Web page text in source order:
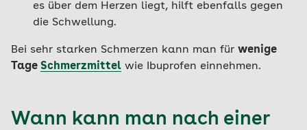
es über dem Herzen liegt, hilft ebenfalls gegen
die Schwellung.
Bei sehr starken Schmerzen kann man für wenige
Tage Schmerzmittel wie Ibuprofen einnehmen.
Wann kann man nach einer